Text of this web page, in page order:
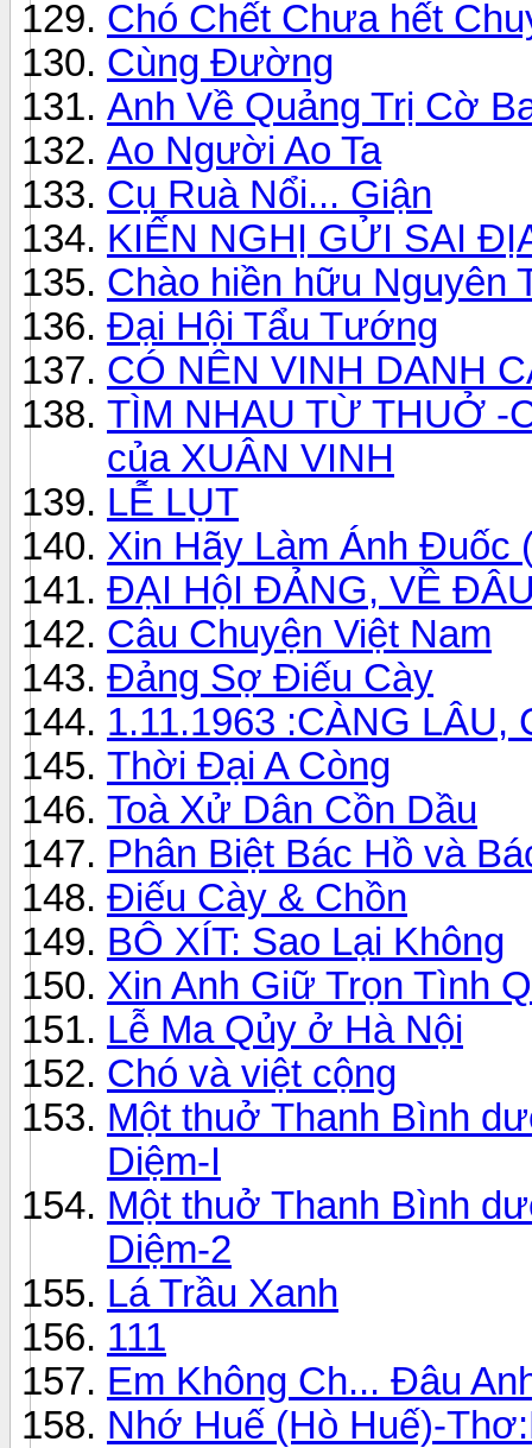
Chó Chết Chưa hết
Cùng Đường
Anh Về Quảng Trị Cờ
Ao Người Ao Ta
Cụ Ruà Nổi... Giận
KIẾN NGHỊ GỬI SAI
Chào hiền hữu Nguyên
Đại Hội Tẩu Tướng
CÓ NÊN VINH DANH
TÌM NHAU TỪ THUỞ -
của XUÂN VINH
LỄ LỤT
Xin Hãy Làm Ánh Đuốc
ĐẠI HộI ĐẢNG, VỀ
Câu Chuyện Việt Nam
Đảng Sợ Điếu Cày
1.11.1963 :CÀNG LÂU,
Thời Đại A Còng
Toà Xử Dân Cồn Dầu
Phân Biệt Bác Hồ và
Điếu Cày & Chồn
BÔ XÍT: Sao Lại Không
Xin Anh Giữ Trọn Tình
Lễ Ma Qủy ở Hà Nội
Chó và việt cộng
Một thuở Thanh Bình
Diệm-I
Một thuở Thanh Bình
Diệm-2
Lá Trầu Xanh
111
Em Không Ch... Đâu
Nhớ Huế (Hò Huế)-